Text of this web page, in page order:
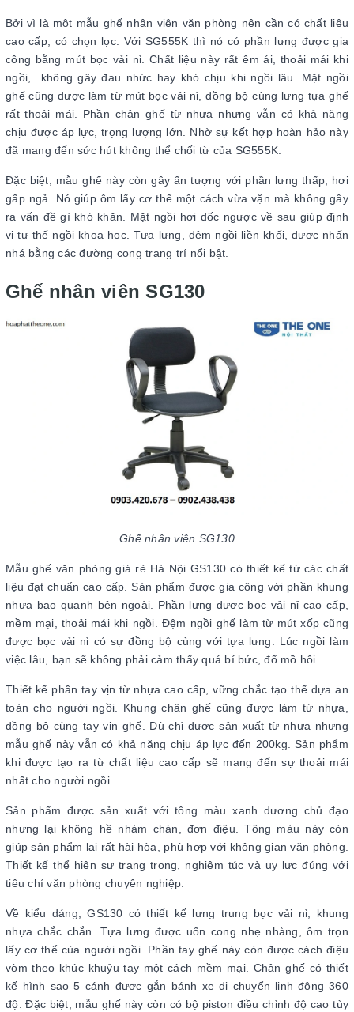
Bởi vì là một mẫu ghế nhân viên văn phòng nên cần có chất liệu
cao cấp, có chọn lọc. Với SG555K thì nó có phần lưng được gia
công bằng mút bọc vải nỉ. Chất liệu này rất êm ái, thoải mái khi
ngồi, không gây đau nhức hay khó chịu khi ngồi lâu. Mặt ngồi
ghế cũng được làm từ mút bọc vải nỉ, đồng bộ cùng lưng tựa ghế
rất thoải mái. Phần chân ghế từ nhựa nhưng vẫn có khả năng
chịu được áp lực, trọng lượng lớn. Nhờ sự kết hợp hoàn hảo này
đã mang đến sức hút không thể chối từ của SG555K.
Đặc biệt, mẫu ghế này còn gây ấn tượng với phần lưng thấp, hơi
gấp ngả. Nó giúp ôm lấy cơ thể một cách vừa vặn mà không gây
ra vấn đề gì khó khăn. Mặt ngồi hơi dốc ngược về sau giúp định
vị tư thế ngồi khoa học. Tựa lưng, đệm ngồi liền khối, được nhấn
nhá bằng các đường cong trang trí nổi bật.
Ghế nhân viên SG130
Ghế nhân viên SG130
Mẫu ghế văn phòng giá rẻ Hà Nội GS130 có thiết kế từ các chất
liệu đạt chuẩn cao cấp. Sản phẩm được gia công với phần khung
nhựa bao quanh bên ngoài. Phần lưng được bọc vải nỉ cao cấp,
mềm mại, thoải mái khi ngồi. Đệm ngồi ghế làm từ mút xốp cũng
được bọc vải nỉ có sự đồng bộ cùng với tựa lưng. Lúc ngồi làm
việc lâu, bạn sẽ không phải cảm thấy quá bí bức, đổ mồ hôi.
Thiết kế phần tay vịn từ nhựa cao cấp, vững chắc tạo thế dựa an
toàn cho người ngồi. Khung chân ghế cũng được làm từ nhựa,
đồng bộ cùng tay vịn ghế. Dù chỉ được sản xuất từ nhựa nhưng
mẫu ghế này vẫn có khả năng chịu áp lực đến 200kg. Sản phẩm
khi được tạo ra từ chất liệu cao cấp sẽ mang đến sự thoải mái
nhất cho người ngồi.
Sản phẩm được sản xuất với tông màu xanh dương chủ đạo
nhưng lại không hề nhàm chán, đơn điệu. Tông màu này còn
giúp sản phẩm lại rất hài hòa, phù hợp với không gian văn phòng.
Thiết kế thể hiện sự trang trọng, nghiêm túc và uy lực đúng với
tiêu chí văn phòng chuyên nghiệp.
Về kiểu dáng, GS130 có thiết kế lưng trung bọc vải nỉ, khung
nhựa chắc chắn. Tựa lưng được uốn cong nhẹ nhàng, ôm trọn
lấy cơ thể của người ngồi. Phần tay ghế này còn được cách điệu
vòm theo khúc khuỷu tay một cách mềm mại. Chân ghế có thiết
kế hình sao 5 cánh được gắn bánh xe di chuyển linh động 360
độ. Đặc biệt, mẫu ghế này còn có bộ piston điều chỉnh độ cao tùy